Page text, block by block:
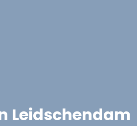
Leidschendam